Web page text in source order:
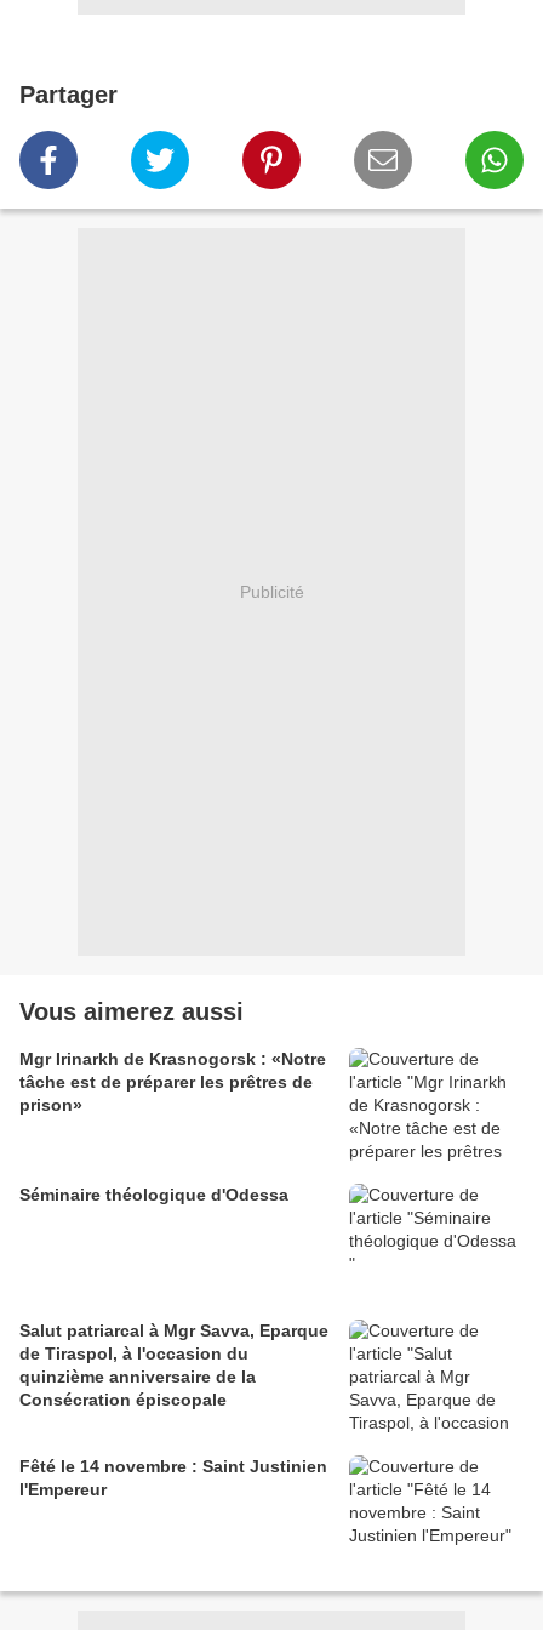
Partager
Publicité
Vous aimerez aussi
Mgr Irinarkh de Krasnogorsk : «Notre
tâche est de préparer les prêtres de
prison»
Séminaire théologique d'Odessa
Salut patriarcal à Mgr Savva, Eparque
de Tiraspol, à l'occasion du
quinzième anniversaire de la
Consécration épiscopale
Fêté le 14 novembre : Saint Justinien
l'Empereur